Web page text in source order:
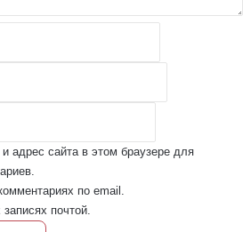
адрес сайта в этом браузере для
по email.
почтой.